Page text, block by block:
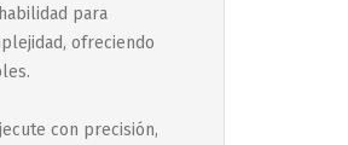
para
ofreciendo
con precisión,